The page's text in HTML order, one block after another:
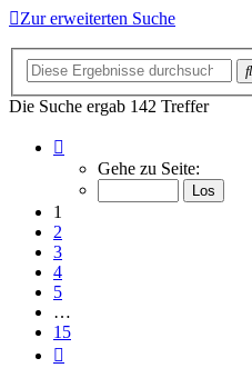
Zur erweiterten Suche
Die Suche ergab 142 Treffer
von
Gehe zu Seite:
1
2
3
4
5
…
15